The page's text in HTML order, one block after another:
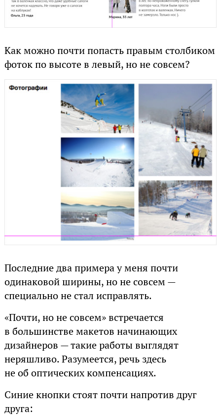
Как можно почти попасть правым столбиком
фоток по высоте в левый, но не совсем?
Последние два примера у меня почти
одинаковой ширины, но не совсем —
специально не стал исправлять.
«Почти, но не совсем» встречается
в большинстве макетов начинающих
дизайнеров — такие работы выглядят
неряшливо. Разумеется, речь здесь
не об оптических компенсациях.
Синие кнопки стоят почти напротив друг
друга: